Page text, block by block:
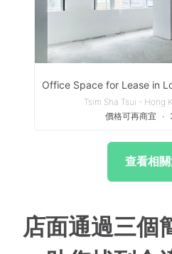
Tsim Sha Tsui - Hong
價格可再商宜
∙
查看相
店面通過三個